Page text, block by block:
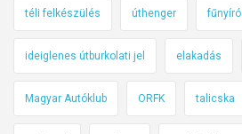
téli felkészülés úthenger fűnyíró
ideiglenes útburkolati jel elakadás
Magyar Autóklub ORFK talicska